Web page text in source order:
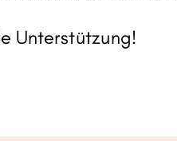
Unterstützung!